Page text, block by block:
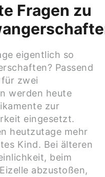
Fragen zu
eigentlich so
Passend
zwei
werden heute
zur
eingesetzt.
heutzutage mehr
Kind. Bei älteren
beim
abzustoßen,